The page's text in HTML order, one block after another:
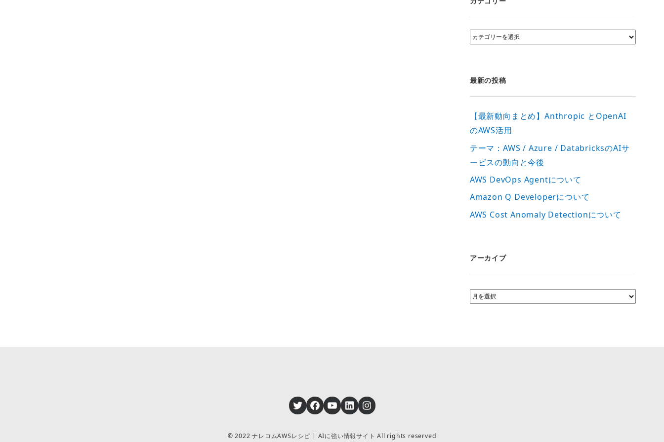
カ
テ
ー
最新の投稿
【最新動向まとめ】Anthropic とOpenAI
のAWS活用
テーマ：AWS / Azure / DatabricksのAIサ
ービスの動向と今後
AWS DevOps Agentについて
Amazon Q Developerについて
AWS Cost Anomaly Detectionについて
アーカイブ
Twitter Facebook YouTube LinkedIn Instagram
© 2022 ナレコムAWSレシピ | AIに強い情報サイト All rights reserved